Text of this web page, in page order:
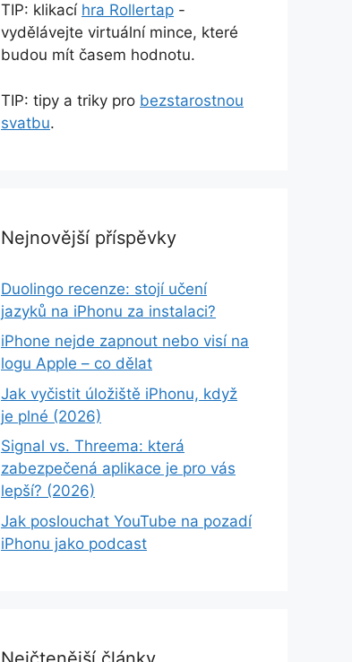
TIP: klikací hra Rollertap -
vydělávejte virtuální mince, které
budou mít časem hodnotu.
TIP: tipy a triky pro bezstarostnou
svatbu.
Nejnovější příspěvky
Duolingo recenze: stojí učení
jazyků na iPhonu za instalaci?
iPhone nejde zapnout nebo visí na
logu Apple – co dělat
Jak vyčistit úložiště iPhonu, když
je plné (2026)
Signal vs. Threema: která
zabezpečená aplikace je pro vás
lepší? (2026)
Jak poslouchat YouTube na pozadí
iPhonu jako podcast